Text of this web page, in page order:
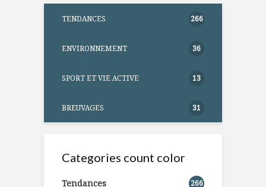
TENDANCES 266
ENVIRONNEMENT 36
SPORT ET VIE ACTIVE 13
BREUVAGES 31
Categories count color
Tendances 266